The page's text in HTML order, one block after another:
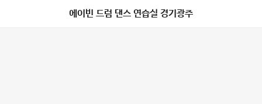
에이빈 드럼 댄스 연습실 경기광주